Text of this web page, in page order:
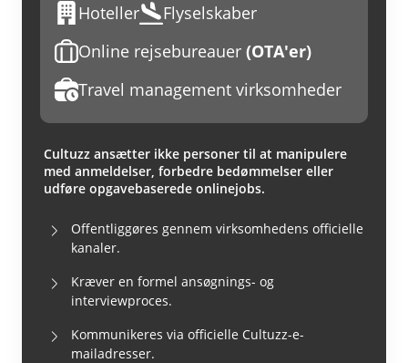
Hoteller
Flyselskaber
Online rejsebureauer (OTA'er)
Travel management virksomheder
Cultuzz ansætter ikke personer til at manipulere
med anmeldelser, forbedre bedømmelser eller
udføre opgavebaserede onlinejobs.
Offentliggøres gennem virksomhedens officielle
kanaler.
Kræver en formel ansøgnings- og
interviewproces.
Kommunikeres via officielle Cultuzz-e-
mailadresser.